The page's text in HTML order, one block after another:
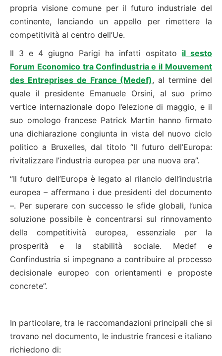
propria visione comune per il futuro industriale del
continente, lanciando un appello per rimettere la
competitività al centro dell’Ue.
Il 3 e 4 giugno Parigi ha infatti ospitato il sesto
Forum Economico tra Confindustria e il Mouvement
des Entreprises de France (Medef), al termine del
quale il presidente Emanuele Orsini, al suo primo
vertice internazionale dopo l’elezione di maggio, e il
suo omologo francese Patrick Martin hanno firmato
una dichiarazione congiunta in vista del nuovo ciclo
politico a Bruxelles, dal titolo “Il futuro dell’Europa:
rivitalizzare l’industria europea per una nuova era”.
“Il futuro dell’Europa è legato al rilancio dell’industria
europea – affermano i due presidenti del documento
–. Per superare con successo le sfide globali, l’unica
soluzione possibile è concentrarsi sul rinnovamento
della competitività europea, essenziale per la
prosperità e la stabilità sociale. Medef e
Confindustria si impegnano a contribuire al processo
decisionale europeo con orientamenti e proposte
concrete”.
In particolare, tra le raccomandazioni principali che si
trovano nel documento, le industrie francesi e italiano
richiedono di: